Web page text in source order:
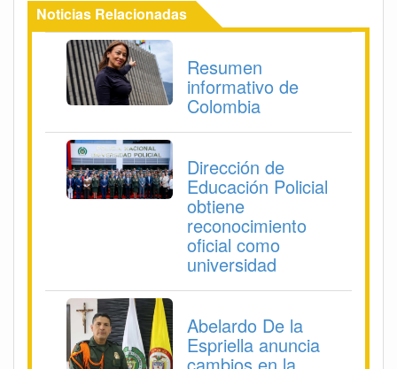
Noticias Relacionadas
Resumen
informativo de
Colombia
Dirección de
Educación Policial
obtiene
reconocimiento
oficial como
universidad
Abelardo De la
Espriella anuncia